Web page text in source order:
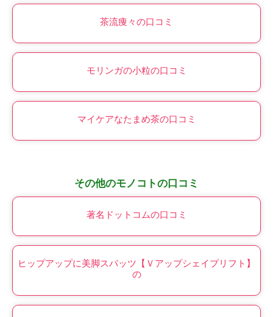
茶流痩々の口コミ
モリンガの小粒の口コミ
マイケアなたまめ茶の口コミ
その他のモノコトの口コミ
著名ドットコムの口コミ
ヒップアップに美脚スパッツ【Ｖアップシェイプリフト】
の